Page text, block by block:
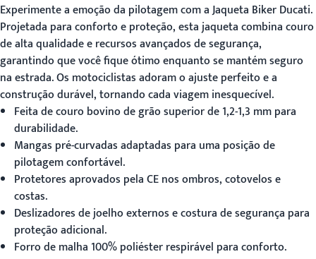
Experimente a emoção da pilotagem com aJaqueta Biker Ducati.
Projetada para conforto e proteção, esta jaqueta combina couro
de alta qualidade e recursos avançados de segurança,
garantindo que você fique ótimo enquanto se mantém seguro
na estrada. Os motociclistas adoram o ajuste perfeito e a
construção durável, tornando cada viagem inesquecível.
Feita de couro bovino de grão superior de 1,2-1,3 mm para
durabilidade.
Mangas pré-curvadas adaptadas para uma posição de
pilotagem confortável.
Protetores aprovados pela CE nos ombros, cotovelos e
costas.
Deslizadores de joelho externos e costura de segurança para
proteção adicional.
Forro de malha 100% poliéster respirável para conforto.